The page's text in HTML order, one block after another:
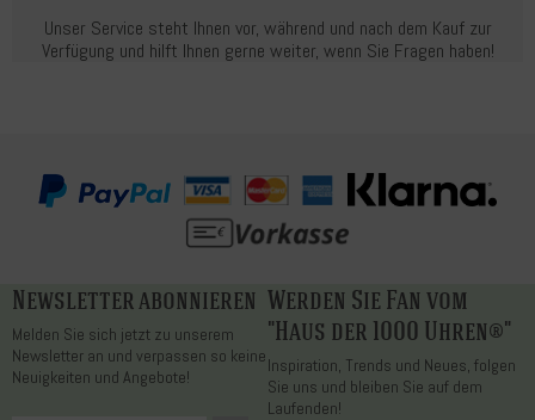
Unser Service steht Ihnen vor, während und nach dem Kauf zur
Verfügung und hilft Ihnen gerne weiter, wenn Sie Fragen haben!
Newsletter abonnieren
Melden Sie sich jetzt zu unserem
Newsletter an und verpassen so keine
Neuigkeiten und Angebote!
Werden Sie Fan vom
"Haus der 1000 Uhren®"
Inspiration, Trends und Neues, folgen
Sie uns und bleiben Sie auf dem
Laufenden!